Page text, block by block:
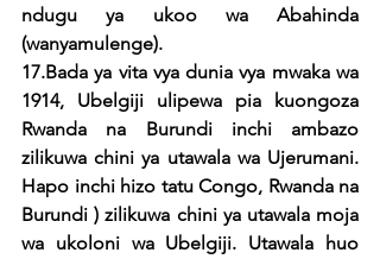
ndugu ya ukoo wa Abahinda
(wanyamulenge).
17.Bada ya vita vya dunia vya mwaka wa
1914, Ubelgiji ulipewa pia kuongoza
Rwanda na Burundi inchi ambazo
zilikuwa chini ya utawala wa Ujerumani.
Hapo inchi hizo tatu Congo, Rwanda na
Burundi ) zilikuwa chini ya utawala moja
wa ukoloni wa Ubelgiji. Utawala huo